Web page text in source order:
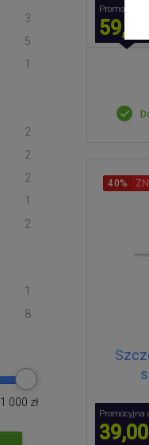
Promocyjna
59,00
40%
Promocyjna
3
5
1
2
2
2
1
2
1
8
1 000 zł